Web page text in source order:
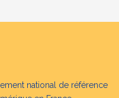
national de référence